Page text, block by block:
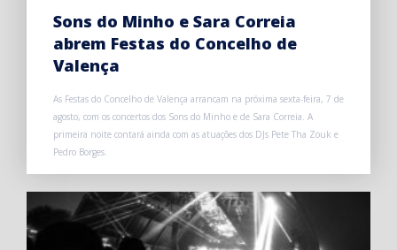
Sons do Minho e Sara Correia
abrem Festas do Concelho de
Valença
As Festas do Concelho de Valença arrancam na próxima sexta-feira, 7 de
agosto, com os concertos dos Sons do Minho e de Sara Correia. A
primeira noite contará ainda com as atuações dos DJs Pete Tha Zouk e
Pedro Borges.